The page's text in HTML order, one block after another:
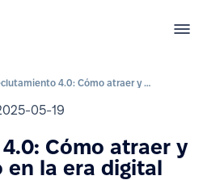
Reclutamiento 4.0: Cómo atraer y retener talento en la era digital
05-19
Cómo atraer y
la era digital